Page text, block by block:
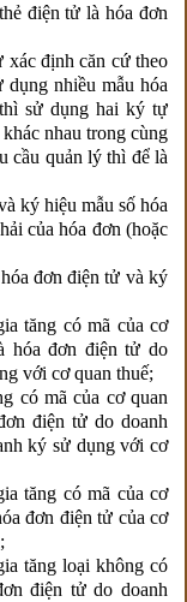
điện tử là hóa đơn
định căn cứ theo
nhiều mẫu hóa
sử dụng hai ký tự
nhau trong cùng
cầu quản lý thì để là
ký hiệu mẫu số hóa
của hóa đơn (hoặc
đơn điện tử và ký
tăng có mã của cơ
hóa đơn điện tử do
với cơ quan thuế;
có mã của cơ quan
điện tử do doanh
ký sử dụng với cơ
tăng có mã của cơ
đơn điện tử của cơ
tăng loại không có
điện tử do doanh